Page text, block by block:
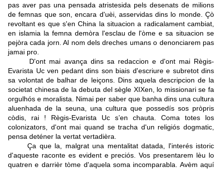
pas aver pas una pensada atristesida pels desenats de milions
de femnas que son, encara d'uèi, asservidas dins lo monde. Çò
revoltant es que s'en China la situacion a radicalament cambiat,
en islamia la femna demòra l'esclau de l'òme e sa situacion se
pejòra cada jorn. Al nom dels dreches umans o denonciarem pas
jamai pro.
D'ont mai avança dins sa redaccion e d'ont mai Règis-
Evarista Uc ven pedant dins son biais d'escriure e subretot dins
sa volontat de balhar de leiçons. Dins aquela descripcion de la
societat chinesa de la debuta del sègle XIXen, lo missionari se fa
orgulhós e moralista. Nimai per saber que banha dins una cultura
aluenhada de la seuna, una cultura que possedís sos pròpris
còdis, rai ! Règis-Evarista Uc s’en chauta. Coma totes los
colonizators, d'ont mai quand se tracha d'un religiós dogmatic,
pensa deténer la vertat vertadièra.
Ça que la, malgrat una mentalitat datada, l'interés istoric
d'aqueste raconte es evident e preciós. Vos presentarem lèu lo
quatren e darrièr tòme d'aquela soma incomparabla. Avèm aquí